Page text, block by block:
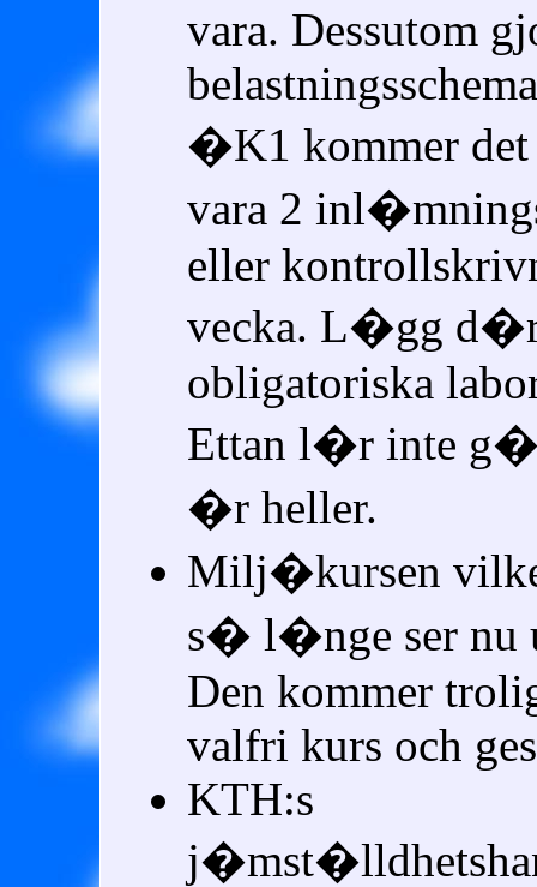
vara. Dessutom
�K1 kommer det
vara 2
eller
vecka. L�gg
obligatoriska
Ettan l�r inte
�r heller.
Milj�kursen
s� l�nge ser nu
Den kommer
valfri kurs och
KTH:s